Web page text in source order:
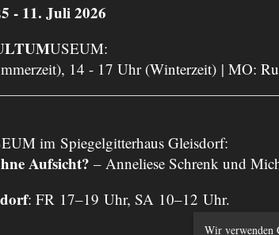
- 11. Juli 2026
USEUM:
14 - 17 Uhr (Winterzeit) | MO:
im Spiegelgitterhaus Gleisdorf:
Aufsicht? – Anneliese Schrenk und
: FR 17–19 Uhr, SA 10–12 Uhr.
Wir verwenden